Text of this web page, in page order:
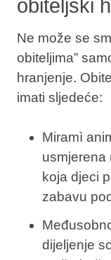
obiteljski
Ne može se
obiteljima”
hranjenje.
imati sljedeće:
Miramì
usmjerena
koja djeci
zabavu
dijeljenje